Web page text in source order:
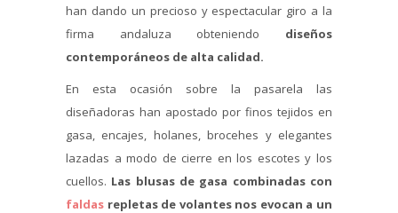
han dando un precioso y espectacular giro a la
firma andaluza obteniendo diseños
contemporáneos de alta calidad.
En esta ocasión sobre la pasarela las
diseñadoras han apostado por finos tejidos en
gasa, encajes, holanes, brocehes y elegantes
lazadas a modo de cierre en los escotes y los
cuellos. Las blusas de gasa combinadas con
faldas repletas de volantes nos evocan a un